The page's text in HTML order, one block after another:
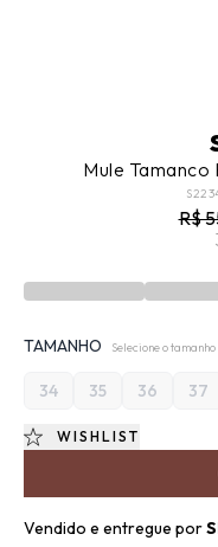
Mule Tamanco
R$
TAMANHO Selecione o tamanho
34 35 36 37
WISHLIST
Vendido e entregue por